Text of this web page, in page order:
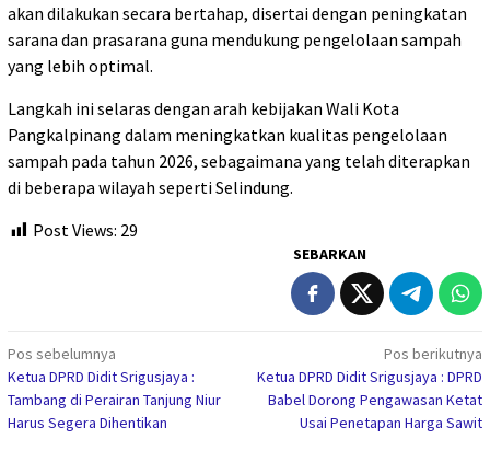
akan dilakukan secara bertahap, disertai dengan peningkatan
sarana dan prasarana guna mendukung pengelolaan sampah
yang lebih optimal.
Langkah ini selaras dengan arah kebijakan Wali Kota
Pangkalpinang dalam meningkatkan kualitas pengelolaan
sampah pada tahun 2026, sebagaimana yang telah diterapkan
di beberapa wilayah seperti Selindung.
Post Views: 29
SEBARKAN
Navigasi
pos
Pos sebelumnya
Ketua DPRD Didit Srigusjaya :
Tambang di Perairan Tanjung Niur
Harus Segera Dihentikan
Pos berikutnya
Ketua DPRD Didit Srigusjaya : DPRD
Babel Dorong Pengawasan Ketat
Usai Penetapan Harga Sawit